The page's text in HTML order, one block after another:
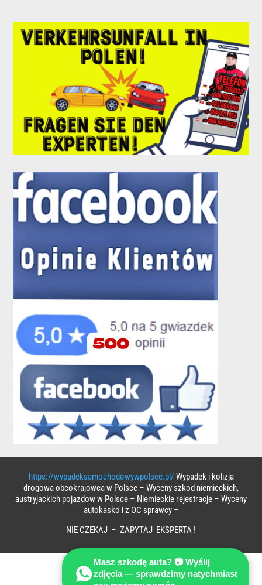
https://wypadeksamochodowywpolsce.pl/ Wypadek i kolizja
drogowa obcokrajowca w Polsce – Wyceny szkod niemieckich,
austryjackich pojazdow w Polsce – Niemieckie rejestracje – Wyceny
autokasko i z OC sprawcy –
NIE CZEKAJ – ZAPYTAJ EKSPERTA !
Masz szkodę auta? 📷 Wyślij
zdjęcia — sprawdzimy natychmiast